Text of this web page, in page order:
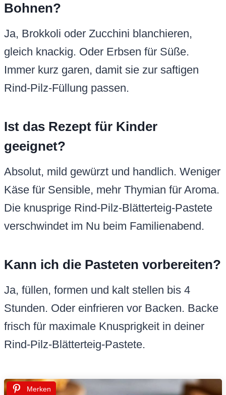
Bohnen?
Ja, Brokkoli oder Zucchini blanchieren,
gleich knackig. Oder Erbsen für Süße.
Immer kurz garen, damit sie zur saftigen
Rind-Pilz-Füllung passen.
Ist das Rezept für Kinder
geeignet?
Absolut, mild gewürzt und handlich. Weniger
Käse für Sensible, mehr Thymian für Aroma.
Die knusprige Rind-Pilz-Blätterteig-Pastete
verschwindet im Nu beim Familienabend.
Kann ich die Pasteten vorbereiten?
Ja, füllen, formen und kalt stellen bis 4
Stunden. Oder einfrieren vor Backen. Backe
frisch für maximale Knusprigkeit in deiner
Rind-Pilz-Blätterteig-Pastete.
Merken